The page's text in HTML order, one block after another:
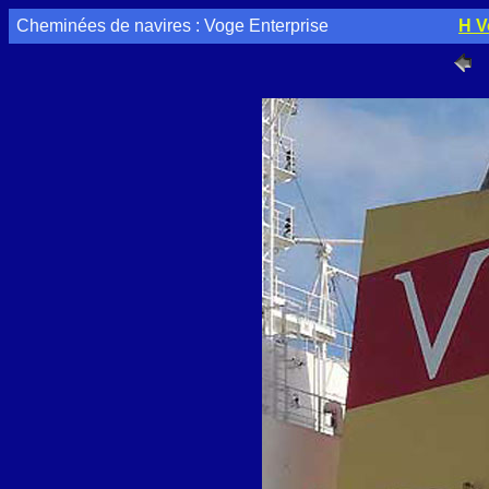
Cheminées de navires : Voge Enterprise H